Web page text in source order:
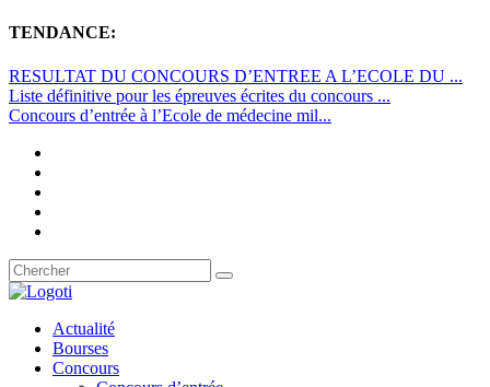
TENDANCE:
RESULTAT DU CONCOURS D’ENTREE A L’ECOLE DU ...
Liste définitive pour les épreuves écrites du concours ...
Concours d’entrée à l’Ecole de médecine mil...
Actualité
Bourses
Concours